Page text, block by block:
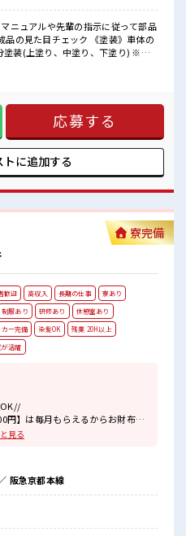
界」を体験できるテーマパーク
ワクする事間違いなし！
活躍中》
マニュアルや先輩の指示に従って部品
品の見た目チェック 《塗装》車体の
塗装(上塗り、中塗り、下塗り) ※適
！一人暮ら
＼遠方の方も安心◎寮
ワンルーム寮 ◎家電付き1R寮 ◎駐
みOK ほかにも... ・赴任時は現地ま
から自転車やバイク通勤OKの寮もあ
岡京駅/京阪淀駅/阪急西山天王山駅
さらに大阪で「ハリウッド映画の世
日がワクワクする事間違いなし！
があえば応募のその日に入社決定
スタッフさんも活躍中》 職場の人間
安心な就業環境！ 社内設備もバッチ
ロッカー・自販機・喫煙所・スポ
応募する
トに追加する
寮完備
歓迎 高収入 長期の仕事
寮あり
制服あり 研修あり
休憩室あり
カー完備 染髪OK
残業 20H以上
が活躍
円】は毎月もらえるからお財布が
みOK
給
見る
阪急京都本線